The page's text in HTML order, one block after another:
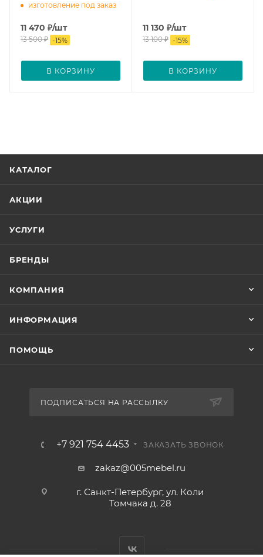
изготовление под заказ
11 470 ₽/шт
13 500₽ -15%
В КОРЗИНУ
11 130 ₽/шт
13 100₽ -15%
В КОРЗИНУ
КАТАЛОГ
АКЦИИ
УСЛУГИ
БРЕНДЫ
КОМПАНИЯ
ИНФОРМАЦИЯ
ПОМОЩЬ
ПОДПИСАТЬСЯ НА РАССЫЛКУ
+7 921 754 4453 ЗАКАЗАТЬ ЗВОНОК
zakaz@005mebel.ru
г. Санкт-Петербург, ул. Коли
Томчака д. 28